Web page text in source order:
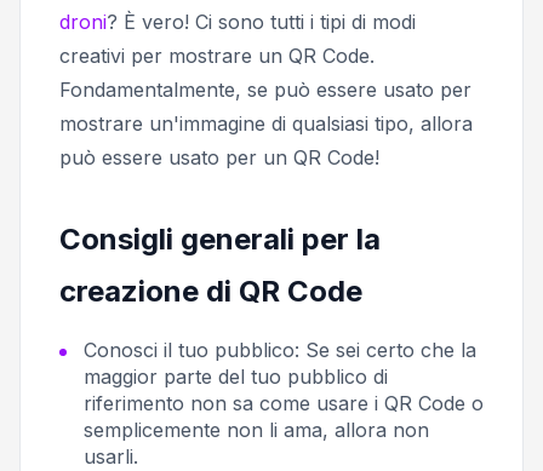
droni? È vero! Ci sono tutti i tipi di modi
creativi per mostrare un QR Code.
Fondamentalmente, se può essere usato per
mostrare un'immagine di qualsiasi tipo, allora
può essere usato per un QR Code!
Consigli generali per la
creazione di QR Code
Conosci il tuo pubblico: Se sei certo che la
maggior parte del tuo pubblico di
riferimento non sa come usare i QR Code o
semplicemente non li ama, allora non
usarli.